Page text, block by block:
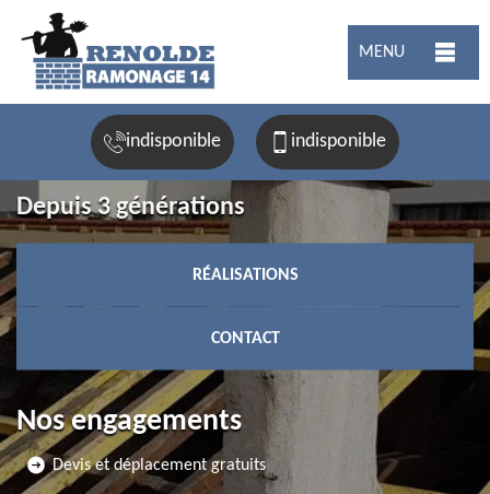
MENU
indisponible indisponible
Depuis 3 générations
RÉALISATIONS
CONTACT
Nos engagements
Devis et déplacement gratuits